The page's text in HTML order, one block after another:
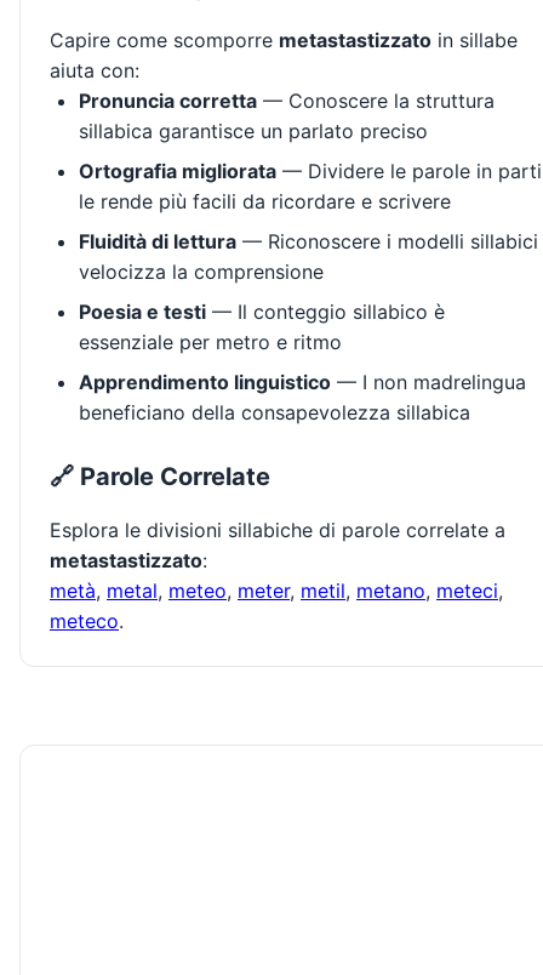
Capire come scomporre metastastizzato in sillabe
aiuta con:
Pronuncia corretta — Conoscere la struttura
sillabica garantisce un parlato preciso
Ortografia migliorata — Dividere le parole in parti
le rende più facili da ricordare e scrivere
Fluidità di lettura — Riconoscere i modelli sillabici
velocizza la comprensione
Poesia e testi — Il conteggio sillabico è
essenziale per metro e ritmo
Apprendimento linguistico — I non madrelingua
beneficiano della consapevolezza sillabica
🔗 Parole Correlate
Esplora le divisioni sillabiche di parole correlate a
metastastizzato:
metà, metal, meteo, meter, metil, metano, meteci,
meteco.